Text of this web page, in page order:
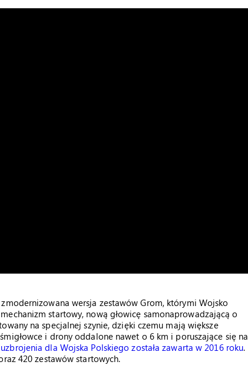
wersja zestawów Grom, którymi Wojsko
startowy, nową głowicę samonaprowadzającą o
na specjalnej szynie, dzięki czemu mają większe
i drony oddalone nawet o 6 km i poruszające się na
dla Wojska Polskiego została zawarta w 2016 roku.
420 zestawów startowych.